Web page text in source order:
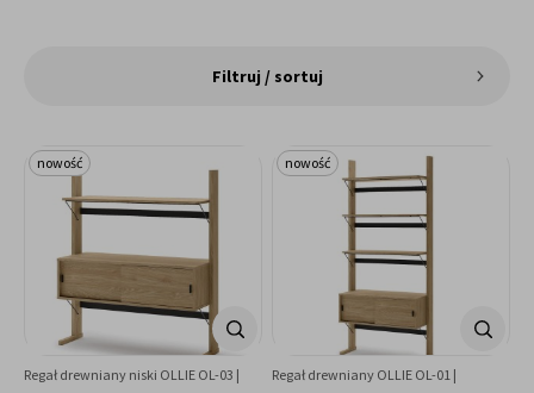
Filtruj / sortuj
Regał drewniany niski OLLIE OL-03 |
nowość
Regał drewniany OLLIE OL-01 |
nowość